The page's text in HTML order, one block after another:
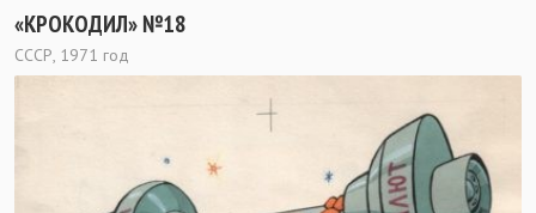
«КРОКОДИЛ» №18
СССР, 1971 год